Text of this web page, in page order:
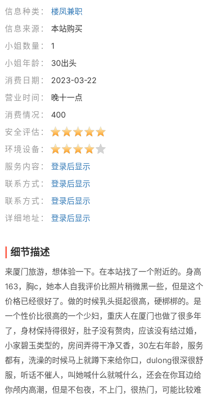
信息种类：
楼凤兼职
信息来源：
本站购买
小姐数量：
1
小姐年龄：
30出头
消费日期：
2023-03-22
营业时间：
晚十一点
消费情况：
400
安全评估：
环境设备：
服务内容：
登录后显示
联系方式：
登录后显示
联系方式：
登录后显示
详细地址：
登录后显示
细节描述
来厦门旅游，想体验一下。在本站找了一个附近的。身高
163，胸c，她本人自我评价比照片稍微黑一些，但是这个
价格已经很好了。做的时候乳头挺起很高，硬梆梆的。是
一个性价比很高的一个少妇，重庆人在厦门也做了很多年
了，身材保持得很好，肚子没有赘肉，应该没有结过婚，
小家碧玉类型的，房间弄得干净又香，30左右年龄，服务
都有，洗澡的时候马上就蹲下来给你口，dulong很深很舒
服，听话不催人，叫她喊什么就喊什么，还会在你耳边给
你颅内高潮，但是不包夜，不上门，很热门，可能比较难